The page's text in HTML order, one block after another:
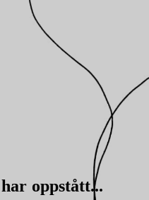
oppstått...